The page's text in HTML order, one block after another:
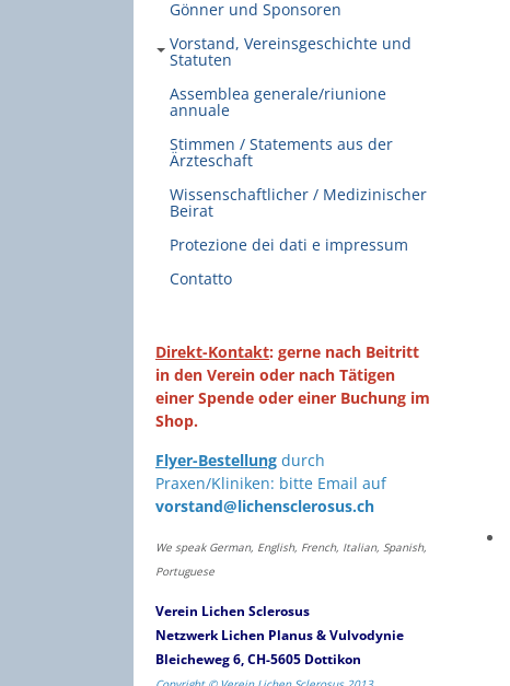
Gönner und Sponsoren
Vorstand, Vereinsgeschichte und
Statuten
Assemblea generale/riunione
annuale
Stimmen / Statements aus der
Ärzteschaft
Wissenschaftlicher / Medizinischer
Beirat
Protezione dei dati e impressum
Contatto
Direkt-Kontakt: gerne nach Beitritt
in den Verein oder nach Tätigen
einer Spende oder einer Buchung im
Shop.
Flyer-Bestellung durch
Praxen/Kliniken: bitte Email auf
vorstand@lichensclerosus.ch
We speak German, English, French, Italian, Spanish,
Portuguese
Verein Lichen Sclerosus
Netzwerk Lichen Planus & Vulvodynie
Bleicheweg 6, CH-5605 Dottikon